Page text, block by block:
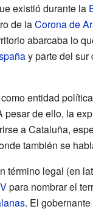
existió durante la
de laCorona de
abarcaba lo
y parte del sur
entidad
pesar de ello, la
a Cataluña,
también se
término legal (en
para nombrar el
. El